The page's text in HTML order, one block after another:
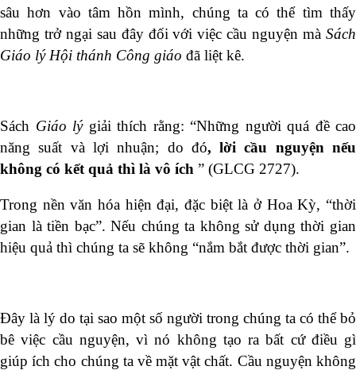
sâu hơn vào tâm hồn mình, chúng ta có thể tìm thấy
những trở ngại sau đây đối với việc cầu nguyện mà Sách
Giáo lý Hội thánh Công giáo đã liệt kê.
Sách Giáo lýgiải thích rằng: “Những người quá đề cao
năng suất và lợi nhuận; do đó, lời cầu nguyện nếu
không có kết quả thì là vô ích ” (GLCG 2727).
Trong nền văn hóa hiện đại, đặc biệt là ở Hoa Kỳ, “thời
gian là tiền bạc”. Nếu chúng ta không sử dụng thời gian
hiệu quả thì chúng ta sẽ không “nắm bắt được thời gian”.
Đây là lý do tại sao một số người trong chúng ta có thể bỏ
bê việc cầu nguyện, vì nó không tạo ra bất cứ điều gì
giúp ích cho chúng ta về mặt vật chất. Cầu nguyện không